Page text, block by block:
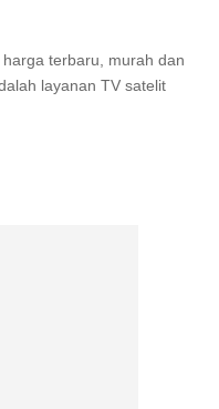
terbaru, murah dan
layanan TV satelit